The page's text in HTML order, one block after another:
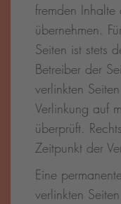
fremden
übernehmen.
Seiten ist stets
Betreiber der
verlinkten
Verlinkung auf
überprüft.
Zeitpunkt der
Eine
verlinkten